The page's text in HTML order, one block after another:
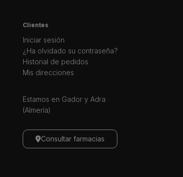
Clientes
Iniciar sesión
¿Ha olvidado su contraseña?
Historial de pedidos
Mis direcciones
Estamos en Gador y Adra
(Almería)
Consultar farmacias